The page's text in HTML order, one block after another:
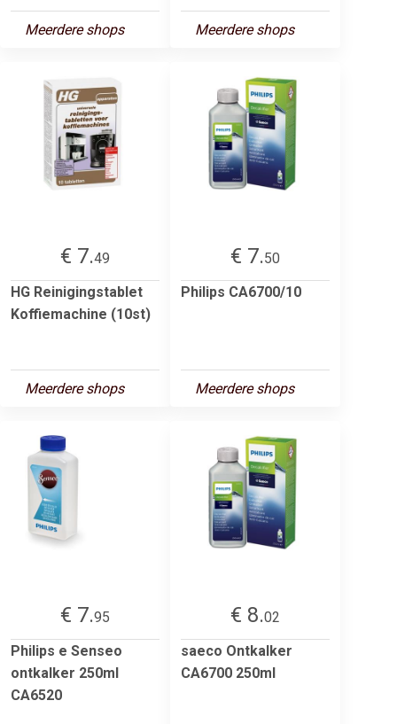
Meerdere shops Meerdere shops
€ 7.49
HG Reinigingstablet
Koffiemachine (10st)
Meerdere shops
€ 7.50
Philips CA6700/10
Meerdere shops
€ 7.95
Philips e Senseo
ontkalker 250ml
CA6520
€ 8.02
saeco Ontkalker
CA6700 250ml